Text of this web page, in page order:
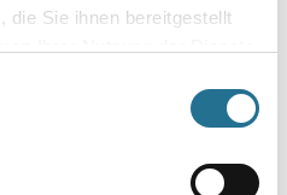
die Sie ihnen bereitgestellt